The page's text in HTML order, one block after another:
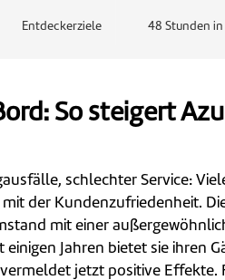
Entdeckerziele 48 Stunden
So steigert
schlechter Service:
der Kundenzufriedenheit.
mit einer
einigen Jahren bietet sie ihren
jetzt positive Effekte.